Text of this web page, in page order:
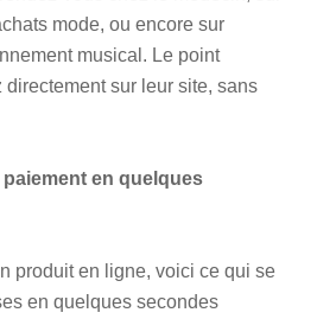
mode, ou encore sur
musical. Le point
sur leur site, sans
en quelques
produit en ligne, voici ce qui se
en quelques secondes